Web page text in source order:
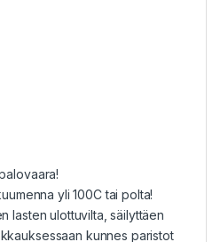
yli 100C tai polta!
lasten ulottuvilta, säilyttäen
kunnes paristot